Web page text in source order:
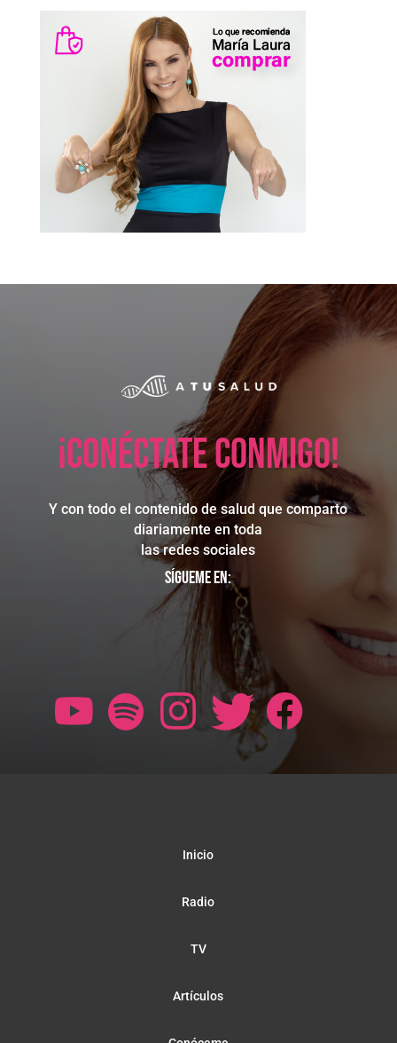
¡Conéctate conmigo!
Y con todo el contenido de salud que comparto
diariamente en toda
las redes sociales
Sígueme en:
Inicio
Radio
TV
Artículos